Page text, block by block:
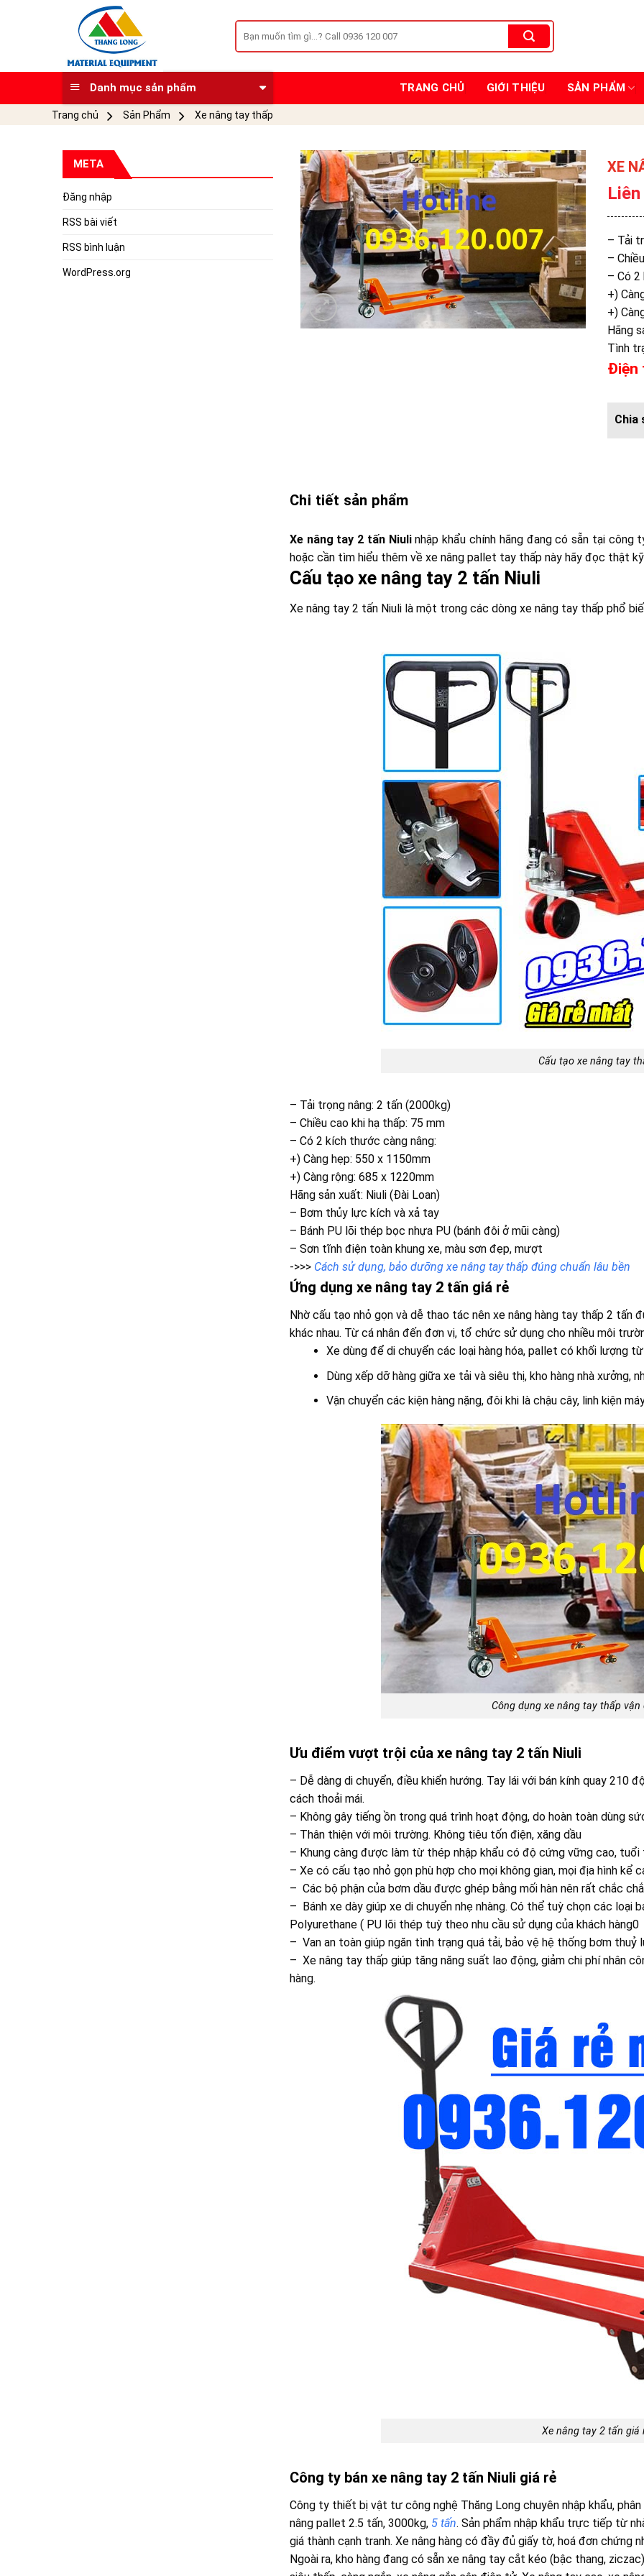
kiếm:
Danh mục sản phẩm TRANG CHỦ GIỚI THIỆU SẢN PHẨM
Trang chủ Sản Phẩm Xe nâng tay thấp
XE
– Tải
–
– Có
+)
+)
Hãng
Tình
Điện
Chi tiết sản phẩm
Xe nâng tay 2 tấn Niulinhập khẩu chính hãng đang có sẵn tại công
hoặc cần tìm hiểu thêm về xe nâng pallet tay thấp này hãy đọc thật
Cấu tạo xe nâng tay 2 tấn Niuli
Xe nâng tay 2 tấn Niuli là một trong các dòng xe nâng tay thấp phổ
Cấu tạo xe nâng tay
– Tải trọng nâng: 2 tấn (2000kg)
– Chiều cao khi hạ thấp: 75 mm
– Có 2 kích thước càng nâng:
+) Càng hẹp: 550 x 1150mm
+) Càng rộng: 685 x 1220mm
Hãng sản xuất: Niuli (Đài Loan)
– Bơm thủy lực kích và xả tay
– Bánh PU lõi thép bọc nhựa PU (bánh đôi ở mũi càng)
– Sơn tĩnh điện toàn khung xe, màu sơn đẹp, mượt
->>> Cách sử dụng, bảo dưỡng xe nâng tay thấp đúng chuẩn lâu bền
Ứng dụng xe nâng tay 2 tấn giá rẻ
Nhờ cấu tạo nhỏ gọn và dễ thao tác nên xe nâng hàng tay thấp 2 tấn
khác nhau. Từ cá nhân đến đơn vị, tổ chức sử dụng cho nhiều môi
Xe dùng để di chuyển các loại hàng hóa, pallet có khối lượng
Dùng xếp dỡ hàng giữa xe tải và siêu thị, kho hàng nhà xưởng,
Vận chuyển các kiện hàng nặng, đôi khi là chậu cây, linh kiện
Công dụng xe nâng tay thấp vận
Ưu điểm vượt trội của xe nâng tay 2 tấn Niuli
– Dễ dàng di chuyển, điều khiển hướng. Tay lái với bán kính quay 210
cách thoải mái.
– Không gây tiếng ồn trong quá trình hoạt động, do hoàn toàn dùng
– Thân thiện với môi trường. Không tiêu tốn điện, xăng dầu
– Khung càng được làm từ thép nhập khẩu có độ cứng vững cao, tuổi
– Xe có cấu tạo nhỏ gọn phù hợp cho mọi không gian, mọi địa hình kể
– Các bộ phận của bơm dầu được ghép bằng mối hàn nên rất chắc
– Bánh xe dày giúp xe di chuyển nhẹ nhàng. Có thể tuỳ chọn các loại
Polyurethane ( PU lõi thép tuỳ theo nhu cầu sử dụng của khách hàng0
– Van an toàn giúp ngăn tình trạng quá tải, bảo vệ hệ thống bơm thuỷ
– Xe nâng tay thấp giúp tăng năng suất lao động, giảm chi phí nhân
hàng.
Xe nâng tay 2 tấn giá
Công ty bán xe nâng tay 2 tấn Niuli giá rẻ
Công ty thiết bị vật tư công nghệ Thăng Long chuyên nhập khẩu,
nâng pallet 2.5 tấn, 3000kg, 5 tấn. Sản phẩm nhập khẩu trực tiếp từ
giá thành cạnh tranh. Xe nâng hàng có đầy đủ giấy tờ, hoá đơn chứng
Ngoài ra, kho hàng đang có sẵn xe nâng tay cắt kéo (bậc thang,
META
Đăng nhập
RSS bài viết
RSS bình luận
WordPress.org